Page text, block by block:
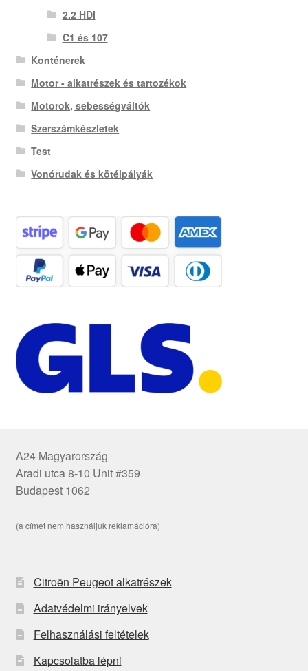
2.2 HDI
C1 és 107
Konténerek
Motor - alkatrészek és tartozékok
Motorok, sebességváltók
Szerszámkészletek
Test
Vonórudak és kötélpályák
A24 Magyarország
Aradi utca 8-10 Unit #359
Budapest 1062
(a címet nem használjuk reklamációra)
Citroën Peugeot alkatrészek
Adatvédelmi irányelvek
Felhasználási feltételek
Kapcsolatba lépni